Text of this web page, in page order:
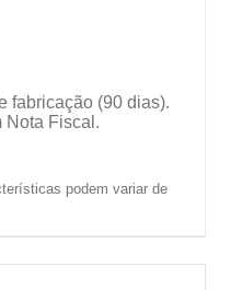
fabricação (90 dias).
Nota Fiscal.
podem variar de